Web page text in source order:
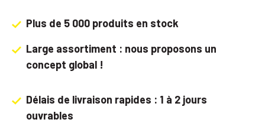
Plus de 5 000 produits en stock
Large assortiment : nous proposons un
concept global !
Délais de livraison rapides : 1 à 2 jours
ouvrables